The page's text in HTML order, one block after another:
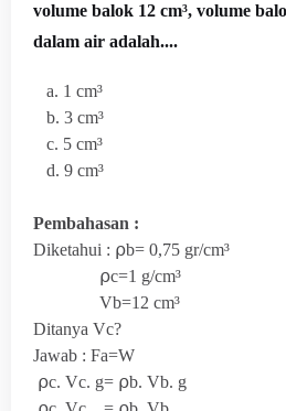
volume balok 12 cm³, volume
dalam air adalah....
a. 1 cm³
b. 3 cm³
c. 5 cm³
d. 9 cm³
Pembahasan :
Diketahui : ⍴b= 0,75 gr/cm³
⍴c=1 g/cm³
Vb=12 cm³
Ditanya Vc?
Jawab : Fa=W
⍴c. Vc. g= ⍴b. Vb. g